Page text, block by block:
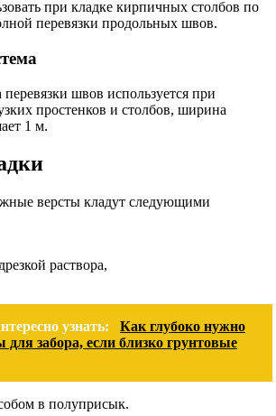
при кладке кирпичных столбов по
перевязки продольных швов.
перевязки швов используется при
простенков и столбов, ширина
1 м.
версты кладут следующими
раствора,
узнать:
Как глубоко нужно
для забора, если близко грунтовые
в полуприсык.